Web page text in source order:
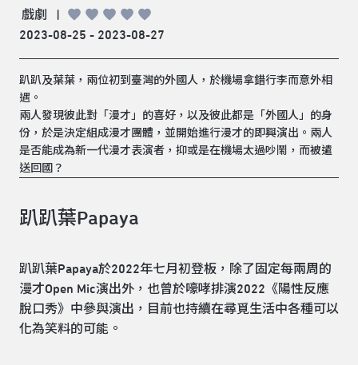
戲劇
|
2023-08-25 - 2023-08-27
趴趴及葉葉，兩位初到臺灣的外國人，於機場拿錯行李而意外相
遇。
兩人發現彼此對「漫才」的喜好，以及彼此都是「外國人」的身
份，於是決定組成漫才團體，並開始進行漫才的即興演出。兩人
是否能成為新一代漫才表演者，抑或是在機場太過吵鬧，而被遣
送回國？
趴趴葉Papaya
趴趴葉Papaya於2022年七月初登板，除了固定每兩周的
漫才Open Mic演出外，也曾於嚎哮排演2022《陽性反應
脫口秀》中參與演出，目前也持續在尋覓生活中各種可以
化為笑料的可能。